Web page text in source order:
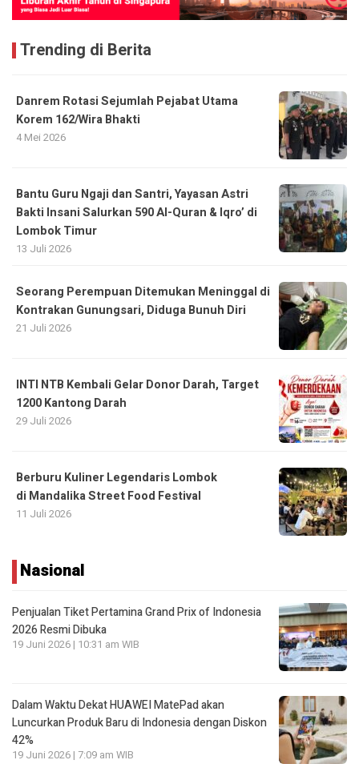
Trending di Berita
Danrem Rotasi Sejumlah Pejabat Utama
Korem 162/Wira Bhakti
4 Mei 2026
Bantu Guru Ngaji dan Santri, Yayasan Astri
Bakti Insani Salurkan 590 Al-Quran & Iqro’ di
Lombok Timur
13 Juli 2026
Seorang Perempuan Ditemukan Meninggal di
Kontrakan Gunungsari, Diduga Bunuh Diri
21 Juli 2026
INTI NTB Kembali Gelar Donor Darah, Target
1200 Kantong Darah
29 Juli 2026
Berburu Kuliner Legendaris Lombok
di Mandalika Street Food Festival
11 Juli 2026
Nasional
Penjualan Tiket Pertamina Grand Prix of Indonesia
2026 Resmi Dibuka
19 Juni 2026 | 10:31 am WIB
Dalam Waktu Dekat HUAWEI MatePad akan
Luncurkan Produk Baru di Indonesia dengan Diskon
42%
19 Juni 2026 | 7:09 am WIB